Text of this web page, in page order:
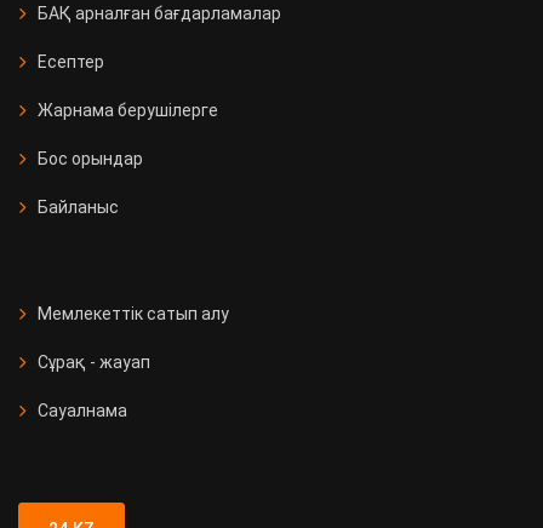
БАҚ арналған бағдарламалар
Есептер
Жарнама берушілерге
Бос орындар
Байланыс
Мемлекеттік сатып алу
Сұрақ - жауап
Сауалнама